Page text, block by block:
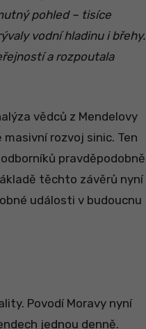
pohled – tisíce
vodní hladinu i břehy.
a rozpoutala
vědců z Mendelovy
rozvoj sinic. Ten
pravděpodobně
těchto závěrů nyní
události v budoucnu
Povodí Moravy nyní
jednou denně.